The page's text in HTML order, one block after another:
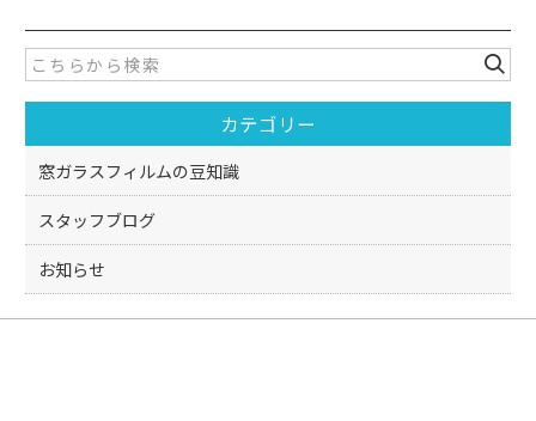
e
b
o
o
k
er
カテゴリー
窓ガラスフィルムの豆知識
スタッフブログ
お知らせ